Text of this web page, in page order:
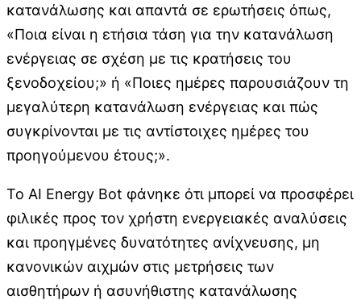
κατανάλωσης και απαντά σε ερωτήσεις όπως,
«Ποια είναι η ετήσια τάση για την κατανάλωση
ενέργειας σε σχέση με τις κρατήσεις του
ξενοδοχείου;» ή «Ποιες ημέρες παρουσιάζουν τη
μεγαλύτερη κατανάλωση ενέργειας και πώς
συγκρίνονται με τις αντίστοιχες ημέρες του
προηγούμενου έτους;».
Το AI Energy Bot φάνηκε ότι μπορεί να προσφέρει
φιλικές προς τον χρήστη ενεργειακές αναλύσεις
και προηγμένες δυνατότητες ανίχνευσης, μη
κανονικών αιχμών στις μετρήσεις των
αισθητήρων ή ασυνήθιστης κατανάλωσης